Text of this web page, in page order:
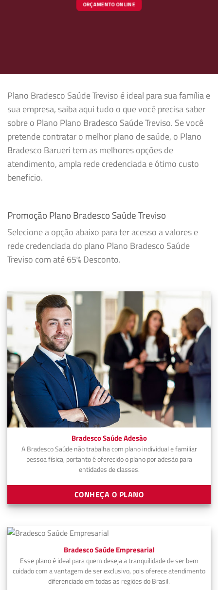
ORÇAMENTO ONLINE
Plano Bradesco Saúde Treviso é ideal para sua família e
sua empresa, saiba aqui tudo o que você precisa saber
sobre o Plano Plano Bradesco Saúde Treviso. Se você
pretende contratar o melhor plano de saúde, o Plano
Bradesco Barueri tem as melhores opções de
atendimento, ampla rede credenciada e ótimo custo
beneficio.
Promoção Plano Bradesco Saúde Treviso
Selecione a opção abaixo para ter acesso a valores e
rede credenciada do plano Plano Bradesco Saúde
Treviso com até 65% Desconto.
Bradesco Saúde Adesão
A Bradesco Saúde não trabalha com plano individual e familiar
pessoa física, portanto é oferecido o plano por adesão para
entidades de classes.
CONHEÇA O PLANO
Bradesco Saúde Empresarial
Esse plano é ideal para quem deseja a tranquilidade de ser bem
cuidado com a vantagem de ser exclusivo, pois oferece atendimento
diferenciado em todas as regiões do Brasil.